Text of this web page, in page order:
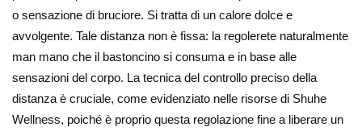
o sensazione di bruciore. Si tratta di un calore dolce e
avvolgente. Tale distanza non è fissa: la regolerete naturalmente
man mano che il bastoncino si consuma e in base alle
sensazioni del corpo. La tecnica del controllo preciso della
distanza è cruciale, come evidenziato nelle risorse di Shuhe
Wellness, poiché è proprio questa regolazione fine a liberare un